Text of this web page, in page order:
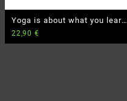
Yoga is about what you learn
– Premium Bio Turnbeutel
22,90 €